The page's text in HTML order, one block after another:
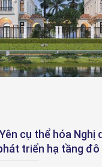
Lãnh đạo, CBNV Tập
cụ thể hóa Nghị
triển hạ tầng đô